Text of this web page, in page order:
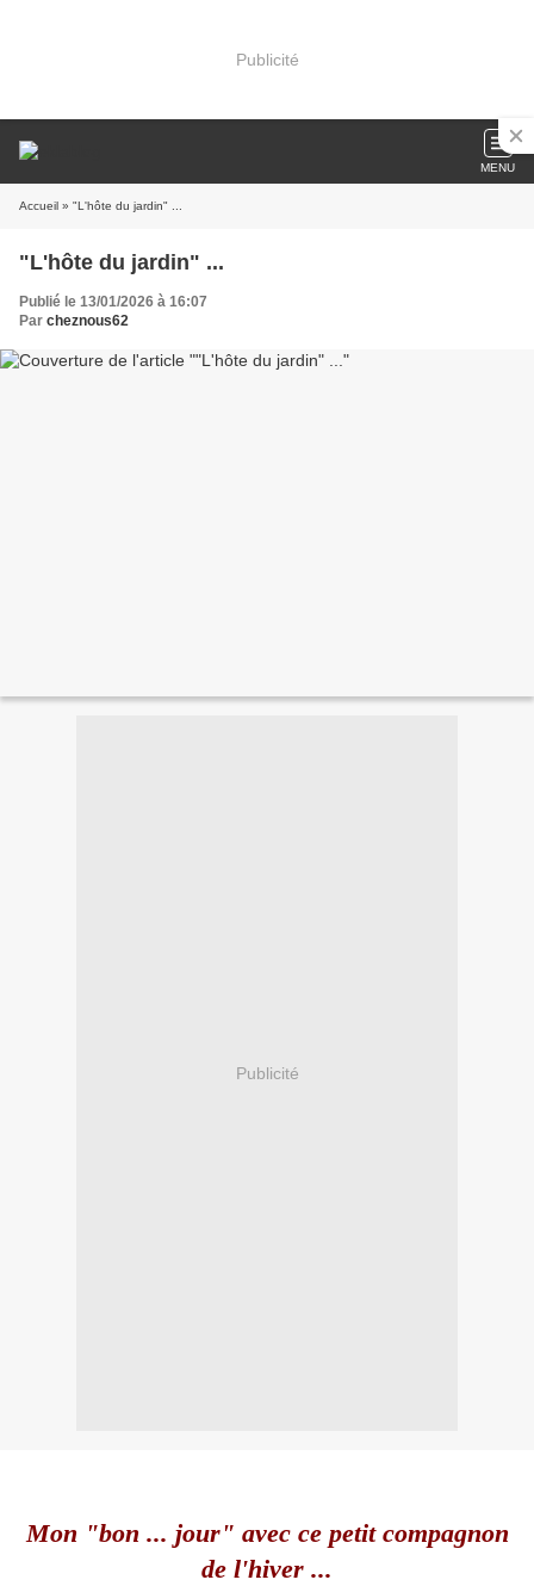
Publicité
MENU
Accueil » "L'hôte du jardin" ...
"L'hôte du jardin" ...
Publié le 13/01/2026 à 16:07
Par cheznous62
Publicité
Mon "bon ... jour" avec ce petit compagnon
de l'hiver ...